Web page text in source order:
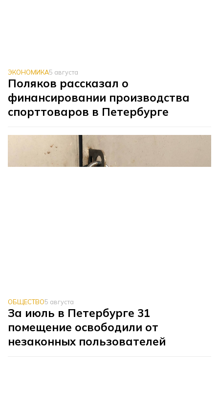
ЭКОНОМИКА5 августа
Поляков рассказал о
финансировании производства
спорттоваров в Петербурге
ОБЩЕСТВО5 августа
За июль в Петербурге 31
помещение освободили от
незаконных пользователей